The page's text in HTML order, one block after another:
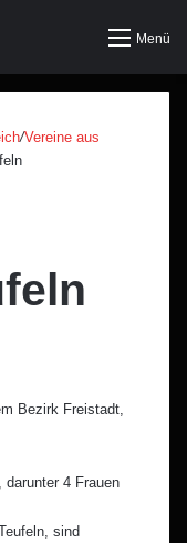
Menü
/Vereine aus
Bezirk Freistadt,
darunter 4 Frauen
sind